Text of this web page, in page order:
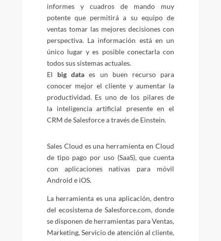
informes y cuadros de mando muy
potente que permitirá a su equipo de
ventas tomar las mejores decisiones con
perspectiva. La información está en un
único lugar y es posible conectarla con
todos sus sistemas actuales.
El big data es un buen recurso para
conocer mejor el cliente y aumentar la
productividad. Es uno de los pilares de
la inteligencia artificial presente en el
CRM de Salesforce a través de Einstein.
Sales Cloud es una herramienta en Cloud
de tipo pago por uso (SaaS), que cuenta
con aplicaciones nativas para móvil
Android e iOS.
La herramienta es una aplicación, dentro
del ecosistema de Salesforce.com, donde
se disponen de herramientas para Ventas,
Marketing, Servicio de atención al cliente,